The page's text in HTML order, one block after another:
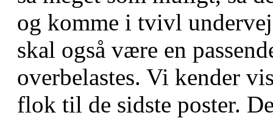
og komme i tvivl
skal også være en
overbelastes. Vi kender
flok til de sidste poster.